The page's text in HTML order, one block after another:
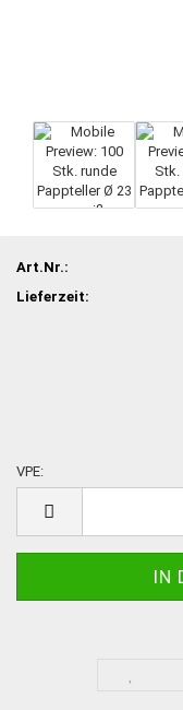
Art.Nr.:
Lieferzeit:
VPE: